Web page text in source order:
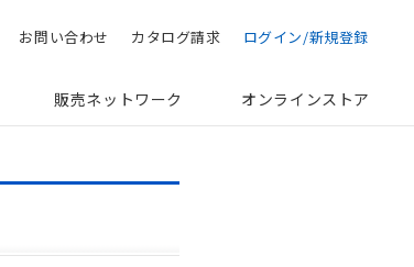
検索お問い合わせ カタログ請求 ログイン/新規登録
販売ネットワーク オンラインストア